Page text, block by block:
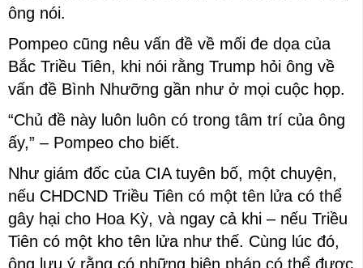
ông nói.
Pompeo cũng nêu vấn đề về mối đe dọa của
Bắc Triều Tiên, khi nói rằng Trump hỏi ông về
vấn đề Bình Nhưỡng gần như ở mọi cuộc họp.
“Chủ đề này luôn luôn có trong tâm trí của ông
ấy,” – Pompeo cho biết.
Như giám đốc của CIA tuyên bố, một chuyện,
nếu CHDCND Triều Tiên có một tên lửa có thể
gây hại cho Hoa Kỳ, và ngay cả khi – nếu Triều
Tiên có một kho tên lửa như thế. Cùng lúc đó,
ông lưu ý rằng có những biện pháp có thể được